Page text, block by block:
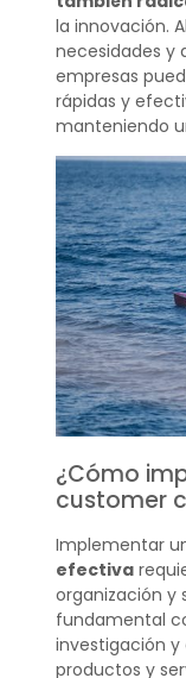
la innovación.
necesidades y
empresas
rápidas y
manteniendo
¿Cómo
customer
Implementar
efectiva
organización y
fundamental
investigación y
productos y